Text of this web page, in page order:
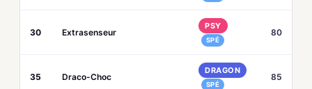
30 Extrasenseur
PSY
SPÉ
80
35 Draco-Choc
DRAGON
SPÉ
85